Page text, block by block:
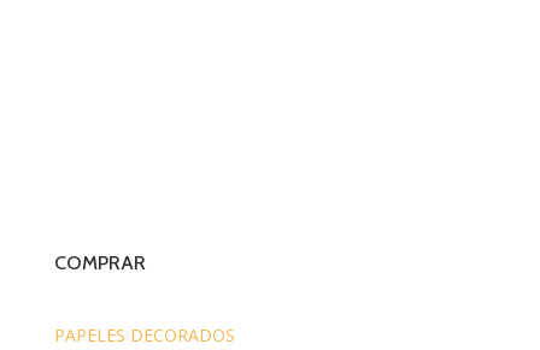
COMPRAR
PAPELES DECORADOS